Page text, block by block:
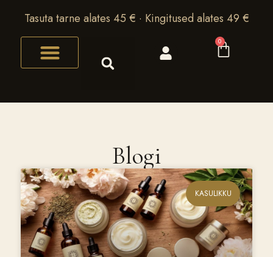
Tasuta tarne alates 45 € · Kingitused alates 49 €
0
Blogi
KASULIKKU